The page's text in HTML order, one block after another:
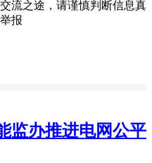
流之途，请谨慎判断信息真
报
监办推进电网公平